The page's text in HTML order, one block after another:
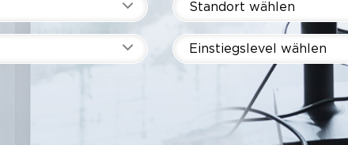
Standort wählen
Einstiegslevel wählen